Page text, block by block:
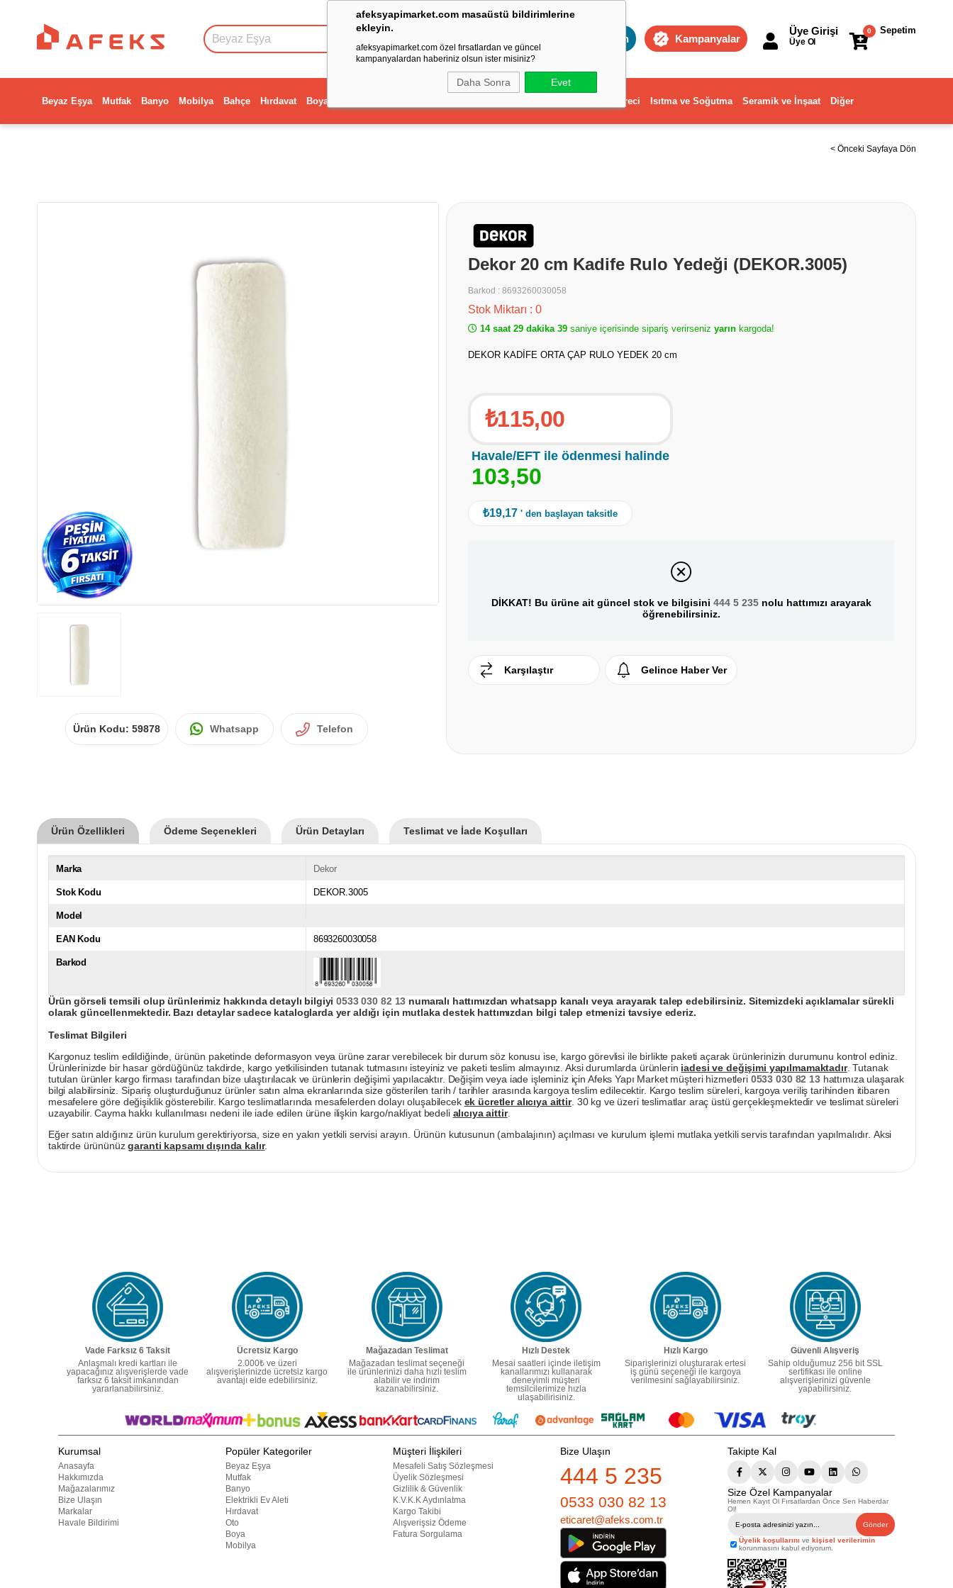
afeksyapimarket.com masaüstü bildirimlerine
ekleyin.
afeksyapimarket.com özel fırsatlardan ve güncel
kampanyalardan haberiniz olsun ister misiniz?
Daha Sonra Evet
Toptan Kampanyalar
Sepetim
0
Üye Girişi
Üye Ol
Beyaz Eşya Mutfak Banyo Mobilya Bahçe Hırdavat Boya Dekorasyon ve Ev Gereci Isıtma ve Soğutma Seramik ve İnşaat Diğer
< Önceki Sayfaya Dön
Ürün Kodu: 59878 Whatsapp Telefon
Dekor 20 cm Kadife Rulo Yedeği (DEKOR.3005)
Barkod : 8693260030058
Stok Miktarı : 0
14 saat 29 dakika 38 saniye içerisinde sipariş verirseniz yarın kargoda!
DEKOR KADİFE ORTA ÇAP RULO YEDEK 20 cm
₺115,00
Havale/EFT ile ödenmesi halinde
103,50
₺19,17 ' den başlayan taksitle
DİKKAT! Bu ürüne ait güncel stok ve bilgisini 444 5 235nolu hattımızı arayarak
öğrenebilirsiniz.
Karşılaştır Gelince Haber Ver
Ürün Özellikleri Ödeme Seçenekleri Ürün Detayları Teslimat ve İade Koşulları
Marka Dekor
Stok Kodu DEKOR.3005
Model
EAN Kodu 8693260030058
Barkod
Ürün görseli temsili olup ürünlerimiz hakkında detaylı bilgiyi0533 030 82 13 numaralı hattımızdan whatsapp kanalı veya arayarak talep edebilirsiniz. Sitemizdeki açıklamalar sürekli
olarak güncellenmektedir. Bazı detaylar sadece kataloglarda yer aldığı için mutlaka destek hattımızdan bilgi talep etmenizi tavsiye ederiz.
Teslimat Bilgileri
Kargonuz teslim edildiğinde, ürünün paketinde deformasyon veya ürüne zarar verebilecek bir durum söz konusu ise, kargo görevlisi ile birlikte paketi açarak ürünlerinizin durumunu kontrol ediniz.
Ürünlerinizde bir hasar gördüğünüz takdirde, kargo yetkilisinden tutanak tutmasını isteyiniz ve paketi teslim almayınız. Aksi durumlarda ürünlerin iadesi ve değişimi yapılmamaktadır. Tutanak
tutulan ürünler kargo firması tarafından bize ulaştırılacak ve ürünlerin değişimi yapılacaktır. Değişim veya iade işleminiz için Afeks Yapı Market müşteri hizmetleri 0533 030 82 13hattımıza ulaşarak
bilgi alabilirsiniz. Sipariş oluşturduğunuz ürünler satın alma ekranlarında size gösterilen tarih / tarihler arasında kargoya teslim edilecektir. Kargo teslim süreleri, kargoya veriliş tarihinden itibaren
mesafelere göre değişiklik gösterebilir. Kargo teslimatlarında mesafelerden dolayı oluşabilecek ek ücretler alıcıya aittir. 30 kg ve üzeri teslimatlar araç üstü gerçekleşmektedir ve teslimat süreleri
uzayabilir. Cayma hakkı kullanılması nedeni ile iade edilen ürüne ilişkin kargo/nakliyat bedeli alıcıya aittir.
Eğer satın aldığınız ürün kurulum gerektiriyorsa, size en yakın yetkili servisi arayın. Ürünün kutusunun (ambalajının) açılması ve kurulum işlemi mutlaka yetkili servis tarafından yapılmalıdır. Aksi
taktirde ürününüzgaranti kapsamı dışında kalır.
Vade Farksız 6 Taksit
Anlaşmalı kredi kartları ile
yapacağınız alışverişlerde vade
farksız 6 taksit imkanından
yararlanabilirsiniz.
Ücretsiz Kargo
2.000₺ ve üzeri
alışverişlerinizde ücretsiz kargo
avantajı elde edebilirsiniz.
Mağazadan Teslimat
Mağazadan teslimat seçeneği
ile ürünlerinizi daha hızlı teslim
alabilir ve indirim
kazanabilirsiniz.
Hızlı Destek
Mesai saatleri içinde iletişim
kanallarımızı kullanarak
deneyimli müşteri
temsilcilerimize hızla
ulaşabilirisiniz.
Hızlı Kargo
Siparişlerinizi oluşturarak ertesi
iş günü seçeneği ile kargoya
verilmesini sağlayabilirsiniz.
Güvenli Alışveriş
Sahip olduğumuz 256 bit SSL
sertifikası ile online
alışverişlerinizi güvenle
yapabilirsiniz.
Kurumsal
Anasayfa
Hakkımızda
Mağazalarımız
Bize Ulaşın
Markalar
Havale Bildirimi
Popüler Kategoriler
Beyaz Eşya
Mutfak
Banyo
Elektrikli Ev Aleti
Hırdavat
Oto
Boya
Mobilya
Müşteri İlişkileri
Mesafeli Satış Sözleşmesi
Üyelik Sözleşmesi
Gizlilik & Güvenlik
K.V.K.K Aydınlatma
Kargo Takibi
Alışverişsiz Ödeme
Fatura Sorgulama
Bize Ulaşın
444 5 235
0533 030 82 13
eticaret@afeks.com.tr
Takipte Kal
Size Özel Kampanyalar
Hemen Kayıt Ol Fırsatlardan Önce Sen Haberdar
Ol!
Gönder
Üyelik koşullarını ve kişisel verilerimin
korunmasını kabul ediyorum.